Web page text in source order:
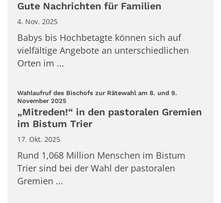
Gute Nachrichten für Familien
4. Nov. 2025
Babys bis Hochbetagte können sich auf
vielfältige Angebote an unterschiedlichen
Orten im ...
Wahlaufruf des Bischofs zur Rätewahl am 8. und 9.
November 2025:
„Mitreden!“ in den pastoralen Gremien
im Bistum Trier
17. Okt. 2025
Rund 1,068 Million Menschen im Bistum
Trier sind bei der Wahl der pastoralen
Gremien ...